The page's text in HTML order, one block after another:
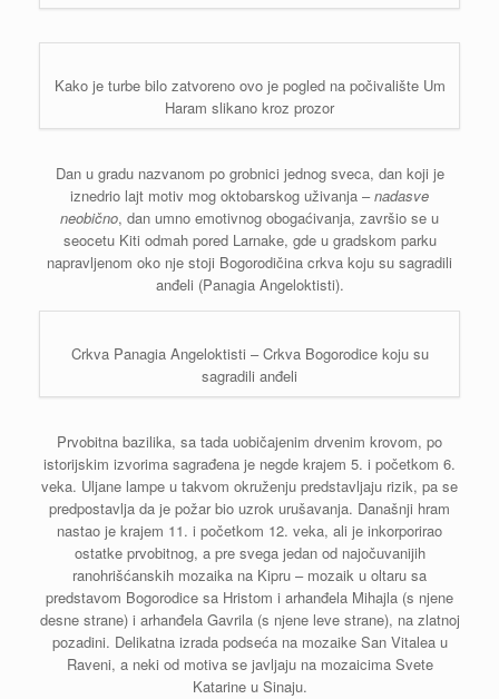
Kako je turbe bilo zatvoreno ovo je pogled na počivalište Um
Haram slikano kroz prozor
Dan u gradu nazvanom po grobnici jednog sveca, dan koji je
iznedrio lajt motiv mog oktobarskog uživanja –nadasve
neobično, dan umno emotivnog obogaćivanja, završio se u
seocetu Kiti odmah pored Larnake, gde u gradskom parku
napravljenom oko nje stoji Bogorodičina crkva koju su sagradili
anđeli (Panagia Angeloktisti).
Crkva Panagia Angeloktisti – Crkva Bogorodice koju su
sagradili anđeli
Prvobitna bazilika, sa tada uobičajenim drvenim krovom, po
istorijskim izvorima sagrađena je negde krajem 5. i početkom 6.
veka. Uljane lampe u takvom okruženju predstavljaju rizik, pa se
predpostavlja da je požar bio uzrok urušavanja. Današnji hram
nastao je krajem 11. i početkom 12. veka, ali je inkorporirao
ostatke prvobitnog, a pre svega jedan od najočuvanijih
ranohrišćanskih mozaika na Kipru – mozaik u oltaru sa
predstavom Bogorodice sa Hristom i arhanđela Mihajla (s njene
desne strane) i arhanđela Gavrila (s njene leve strane), na zlatnoj
pozadini. Delikatna izrada podseća na mozaike San Vitalea u
Raveni, a neki od motiva se javljaju na mozaicima Svete
Katarine u Sinaju.